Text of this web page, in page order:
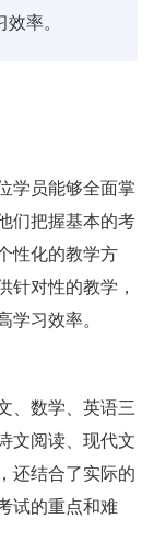
率。
学员能够全面掌
们把握基本的考
性化的教学方
针对性的教学，
习效率。
、数学、英语三
文阅读、现代文
还结合了实际的
试的重点和难